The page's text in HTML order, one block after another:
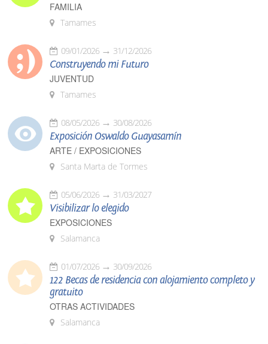
FAMILIA
Tamames
09/01/2026 31/12/2026
Construyendo mi Futuro
JUVENTUD
Tamames
08/05/2026 30/08/2026
Exposición Oswaldo Guayasamín
ARTE / EXPOSICIONES
Santa Marta de Tormes
05/06/2026 31/03/2027
Visibilizar lo elegido
EXPOSICIONES
Salamanca
01/07/2026 30/09/2026
122 Becas de residencia con alojamiento completo y
gratuito
OTRAS ACTIVIDADES
Salamanca